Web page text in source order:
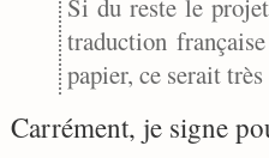
Si du reste le
traduction
papier, ce serait
Carrément, je signe